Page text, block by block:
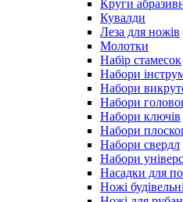
Круги
Кувалди
Леза для ножів
Молотки
Набір стамесок
Набори
Набори
Набори
Набори ключів
Набори
Набори свердл
Набори
Насадки для
Ножі будівельні